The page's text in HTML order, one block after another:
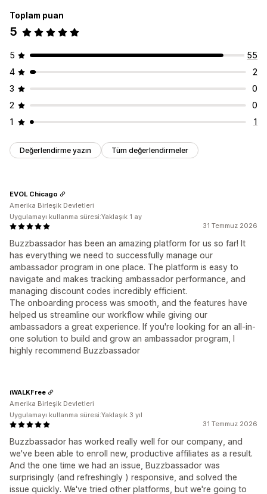
Toplam puan
5
5
55
4
2
3
0
2
0
1
1
Değerlendirme yazın Tüm değerlendirmeler
31 Temmuz 2026
Buzzbassador has been an amazing platform for us so far! It
has everything we need to successfully manage our
ambassador program in one place. The platform is easy to
navigate and makes tracking ambassador performance, and
managing discount codes incredibly efficient.
The onboarding process was smooth, and the features have
helped us streamline our workflow while giving our
ambassadors a great experience. If you're looking for an all-in-
one solution to build and grow an ambassador program, I
highly recommend Buzzbassador
EVOL Chicago
Amerika Birleşik Devletleri
Uygulamayı kullanma süresi:Yaklaşık 1 ay
31 Temmuz 2026
Buzzbassador has worked really well for our company, and
we've been able to enroll new, productive affiliates as a result.
And the one time we had an issue, Buzzbassador was
surprisingly (and refreshingly ) responsive, and solved the
issue quickly. We've tried other platforms, but we're going to
iWALKFree
Amerika Birleşik Devletleri
Uygulamayı kullanma süresi:Yaklaşık 3 yıl